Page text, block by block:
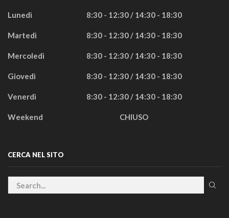
Lunedì 8:30 - 12:30 / 14:30 - 18:30
Martedì 8:30 - 12:30 / 14:30 - 18:30
Mercoledì 8:30 - 12:30 / 14:30 - 18:30
Giovedì 8:30 - 12:30 / 14:30 - 18:30
Venerdì 8:30 - 12:30 / 14:30 - 18:30
Weekend CHIUSO
CERCA NEL SITO